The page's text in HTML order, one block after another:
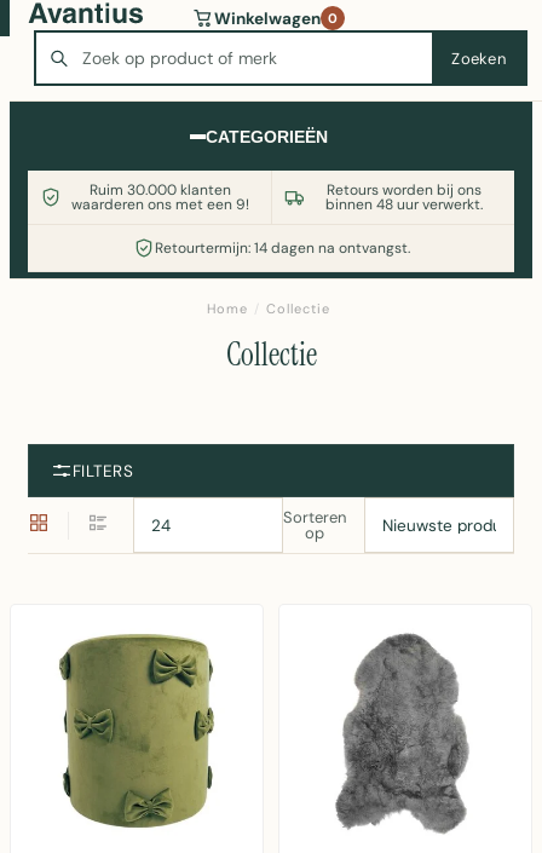
Zoeken
Winkelwagen 0
CATEGORIEËN
Ruim 30.000 klanten
waarderen ons met een 9!
Retours worden bij ons
binnen 48 uur verwerkt.
Retourtermijn: 14 dagen na ontvangst.
Wasmachine of koelkast nodig? Vergelijk alle prijzen op
Witgoedaanbod.nl
Home / Collectie
Collectie
FILTERS
Sorteren
op